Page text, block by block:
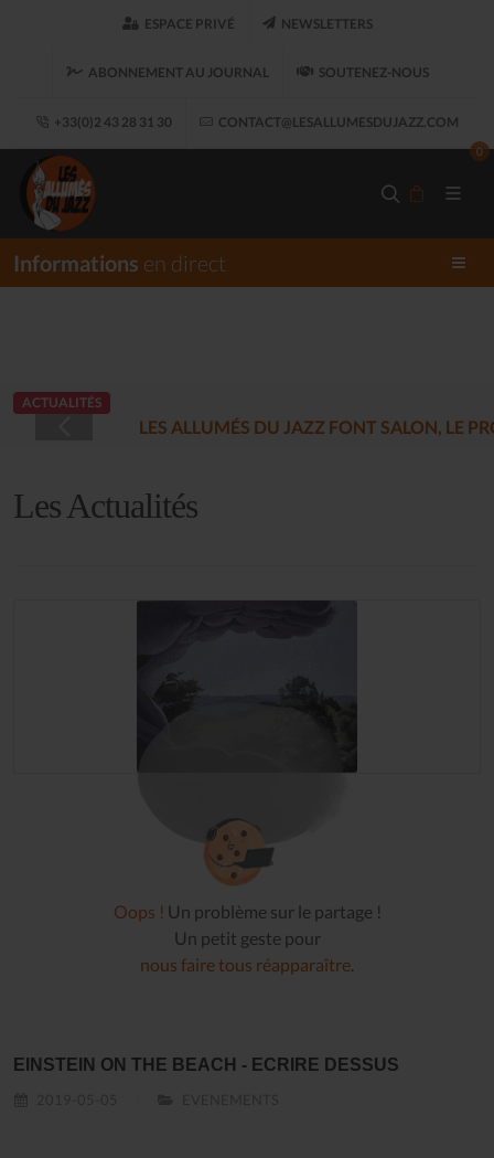
ESPACE PRIVÉ NEWSLETTERS
ABONNEMENT AU JOURNAL SOUTENEZ-NOUS
+33(0)2 43 28 31 30 CONTACT@LESALLUMESDUJAZZ.COM
0
Informations en direct
ACTUALITÉS
LES ALLUMÉS DU JAZZ FONT SALON, LE
Les Actualités
Oops ! Un problème sur le partage !
Un petit geste pour
nous faire tous réapparaître
EINSTEIN ON THE BEACH - ECRIRE DESSUS